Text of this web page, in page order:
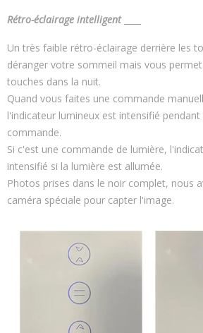
Rétro-éclairage intelligent____
Un très faible rétro-éclairage derrière les
déranger votre sommeil mais vous
touches dans la nuit.
Quand vous faites une commande
l'indicateur lumineux est intensifié
commande.
Si c'est une commande de lumière,
intensifié si la lumière est allumée.
Photos prises dans le noir complet, nous
caméra spéciale pour capter l'image.